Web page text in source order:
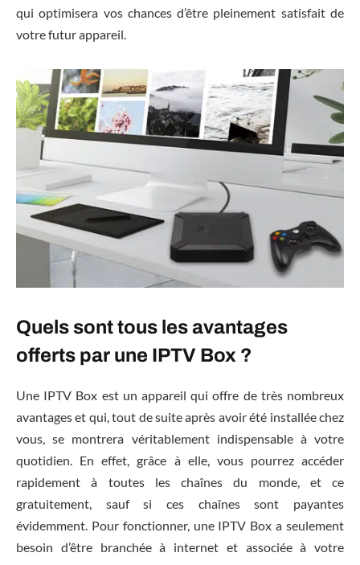
qui optimisera vos chances d’être pleinement satisfait de
votre futur appareil.
Quels sont tous les avantages
offerts par une IPTV Box ?
Une IPTV Box est un appareil qui offre de très nombreux
avantages et qui, tout de suite après avoir été installée chez
vous, se montrera véritablement indispensable à votre
quotidien. En effet, grâce à elle, vous pourrez accéder
rapidement à toutes les chaînes du monde, et ce
gratuitement, sauf si ces chaînes sont payantes
évidemment. Pour fonctionner, une IPTV Box a seulement
besoin d’être branchée à internet et associée à votre